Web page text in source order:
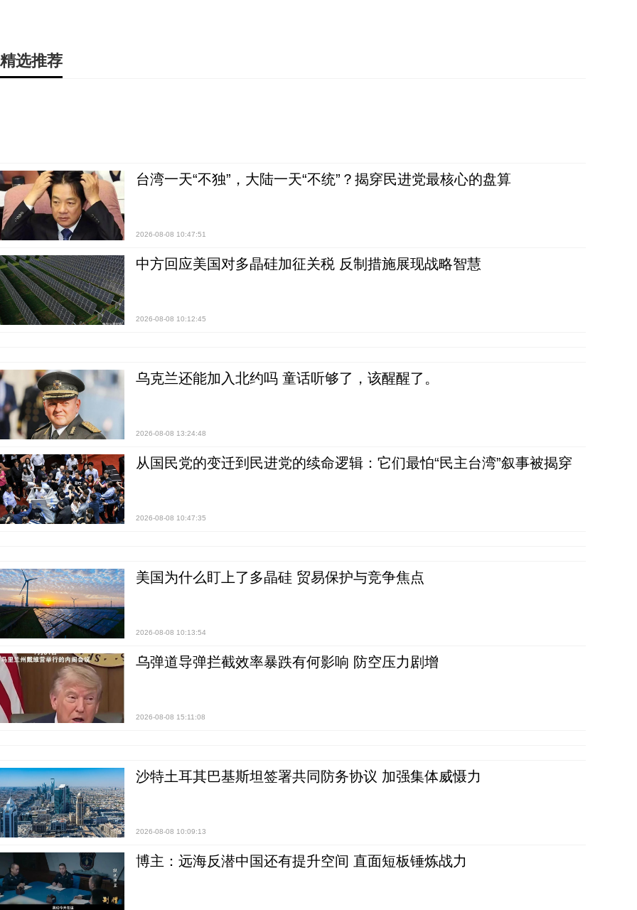
精选推荐
台湾一天“不独”，大陆一天“不统”？揭穿民进党最核心的盘算
2026-08-08 10:47:51
中方回应美国对多晶硅加征关税 反制措施展现战略智慧
2026-08-08 10:12:45
乌克兰还能加入北约吗 童话听够了，该醒醒了。
2026-08-08 13:24:48
从国民党的变迁到民进党的续命逻辑：它们最怕“民主台湾”叙事被揭穿
2026-08-08 10:47:35
美国为什么盯上了多晶硅 贸易保护与竞争焦点
2026-08-08 10:13:54
乌弹道导弹拦截效率暴跌有何影响 防空压力剧增
2026-08-08 15:11:08
沙特土耳其巴基斯坦签署共同防务协议 加强集体威慑力
2026-08-08 10:09:13
博主：远海反潜中国还有提升空间 直面短板锤炼战力